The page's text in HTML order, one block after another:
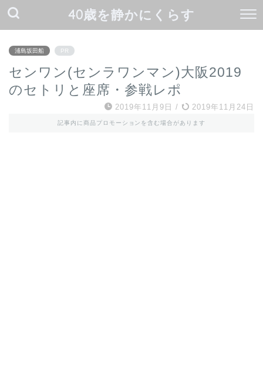
40歳を静かにくらす
浦島坂田船 PR
センワン(センラワンマン)大阪2019
のセトリと座席・参戦レポ
2019年11月9日 / 2019年11月24日
記事内に商品プロモーションを含む場合があります